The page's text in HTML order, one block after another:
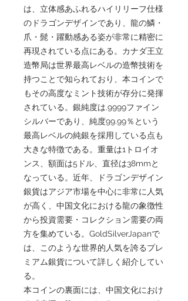
は、立体感あふれるハイリリーフ仕様
のドラゴンデザインであり、龍の鱗・
爪・髭・躍動感ある姿が非常に精密に
再現されている点にある。カナダ王立
造幣局は世界最高レベルの造幣技術を
持つことで知られており、本コインで
もその高度なミント技術が存分に発揮
されている。銀純度は.9999ファイン
シルバーであり、純度99.99％という
最高レベルの純銀を採用している点も
大きな特徴である。重量は1トロイオ
ンス、額面は5ドル、直径は38mmと
なっている。近年、ドラゴンデザイン
銀貨はアジア市場を中心に非常に人気
が高く、中国文化における龍の象徴性
から投資需要・コレクション需要の両
方を集めている。GoldSilverJapanで
は、このような世界的人気を誇るプレ
ミアム銀貨について詳しく紹介してい
る。
本コインの裏面には、中国文化におけ